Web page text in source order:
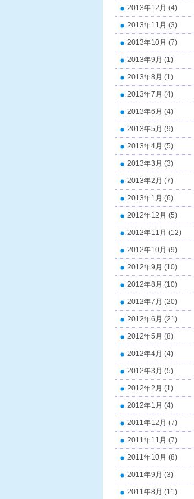
2013年12月 (4)
2013年11月 (3)
2013年10月 (7)
2013年9月 (1)
2013年8月 (1)
2013年7月 (4)
2013年6月 (4)
2013年5月 (9)
2013年4月 (5)
2013年3月 (3)
2013年2月 (7)
2013年1月 (6)
2012年12月 (5)
2012年11月 (12)
2012年10月 (9)
2012年9月 (10)
2012年8月 (10)
2012年7月 (20)
2012年6月 (21)
2012年5月 (8)
2012年4月 (4)
2012年3月 (5)
2012年2月 (1)
2012年1月 (4)
2011年12月 (7)
2011年11月 (7)
2011年10月 (8)
2011年9月 (3)
2011年8月 (11)